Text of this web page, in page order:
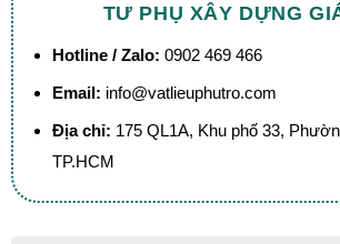
TƯ PHỤ XÂY DỰNG
Hotline / Zalo: 0902 469 466
Email: info@vatlieuphutro.com
Địa chỉ: 175 QL1A, Khu phố 33,
TP.HCM